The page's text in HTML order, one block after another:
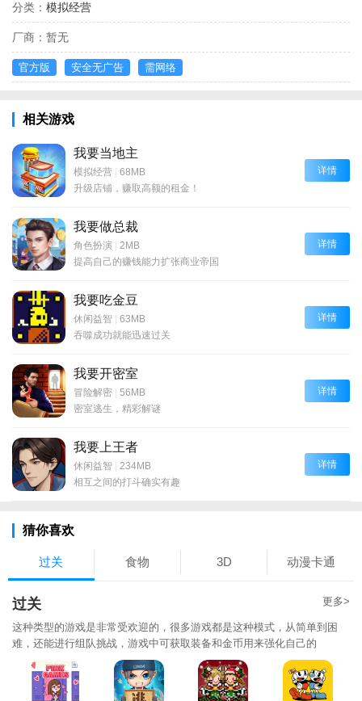
分类： 模拟经营
厂商： 暂无
官方版 安全无广告 需网络
相关游戏
我要当地主
模拟经营 | 68MB
升级店铺，赚取高额的租金！
详情
我要做总裁
角色扮演 | 2MB
提高自己的赚钱能力扩张商业帝国
详情
我要吃金豆
休闲益智 | 63MB
吞噬成功就能迅速过关
详情
我要开密室
冒险解密 | 56MB
密室逃生，精彩解谜
详情
我要上王者
休闲益智 | 234MB
相互之间的打斗确实有趣
详情
猜你喜欢
过关 食物 3D 动漫卡通
过关 更多>
这种类型的游戏是非常受欢迎的，很多游戏都是这种模式，从简单到困
难，还能进行组队挑战，游戏中可获取装备和金币用来强化自己的